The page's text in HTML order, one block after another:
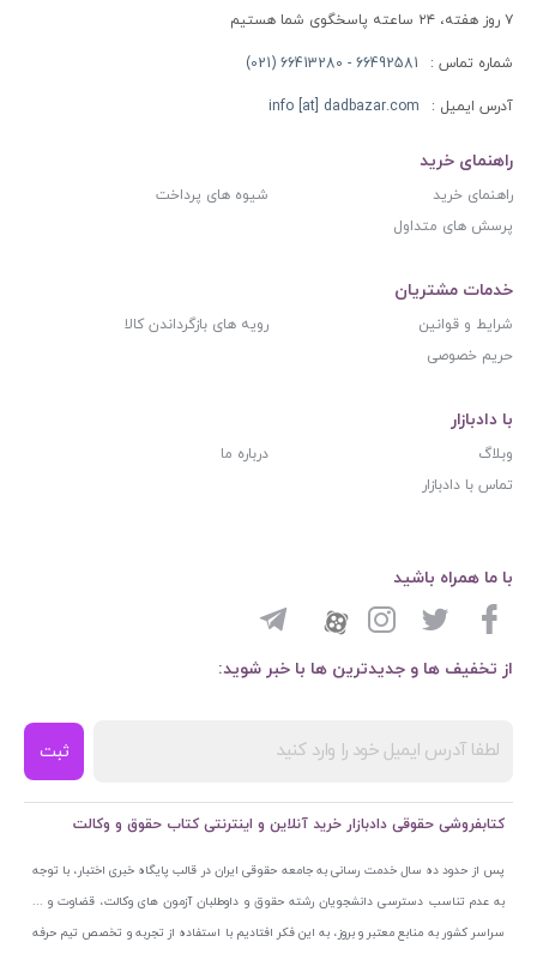
۷ روز هفته، ۲۴ ساعته پاسخگوی شما هستیم
شماره تماس : 66492581 - 66413280 (021)
آدرس ایمیل : info [at] dadbazar.com
راهنمای خرید
راهنمای خرید
شیوه های پرداخت
پرسش های متداول
خدمات مشتریان
شرایط و قوانین
رویه های بازگرداندن کالا
حریم خصوصی
با دادبازار
وبلاگ
درباره ما
تماس با دادبازار
از تخفیف ها و جدیدترین ها با خبر شوید:
ثبت
با ما همراه باشید
کتابفروشی حقوقی دادبازار خرید آنلاین و اینترنتی کتاب حقوق و وکالت
پس از حدود ده سال خدمت رسانی به جامعه حقوقی ایران در قالب پایگاه خبری اختبار، با توجه
به عدم تناسب دسترسی دانشجویان رشته حقوق و داوطلبان آزمون های وکالت، قضاوت و ...
سراسر کشور به منابع معتبر و بروز، به این فکر افتادیم با استفاده از تجربه و تخصص تیم حرفه